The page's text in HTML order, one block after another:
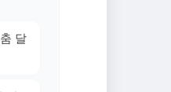
달